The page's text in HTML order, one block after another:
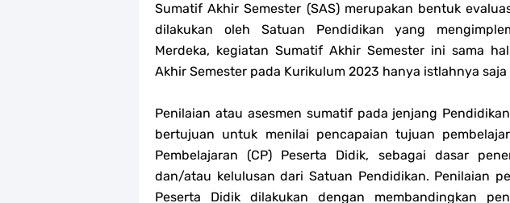
Sumatif Akhir Semester (SAS) merupakan bentuk
dilakukan oleh Satuan Pendidikan yang
Merdeka, kegiatan Sumatif Akhir Semester ini sama
Akhir Semester pada Kurikulum 2023 hanya istlahnya
Penilaian atau asesmen sumatif pada jenjang
bertujuan untuk menilai pencapaian tujuan
Pembelajaran (CP) Peserta Didik, sebagai dasar
dan/atau kelulusan dari Satuan Pendidikan. Penilaian
Peserta Didik dilakukan dengan membandingkan